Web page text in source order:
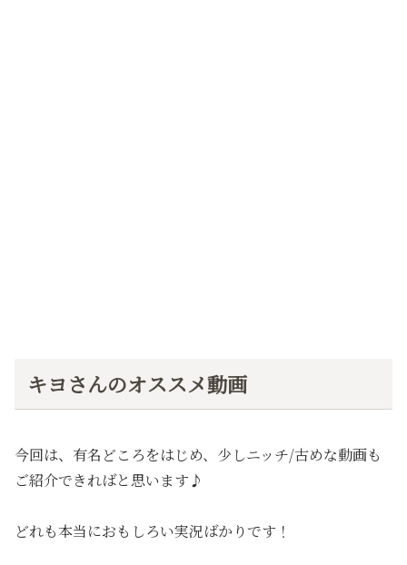
キヨさんのオススメ動画
今回は、有名どころをはじめ、少しニッチ/古めな動画も
ご紹介できればと思います♪
どれも本当におもしろい実況ばかりです！